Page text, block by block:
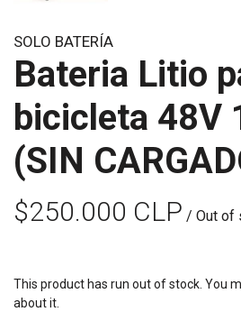
SOLO BATERÍA
Bateria Litio
bicicleta 48V
(SIN
$250.000 CLP / Out of
This product has run out of stock. You
about it.